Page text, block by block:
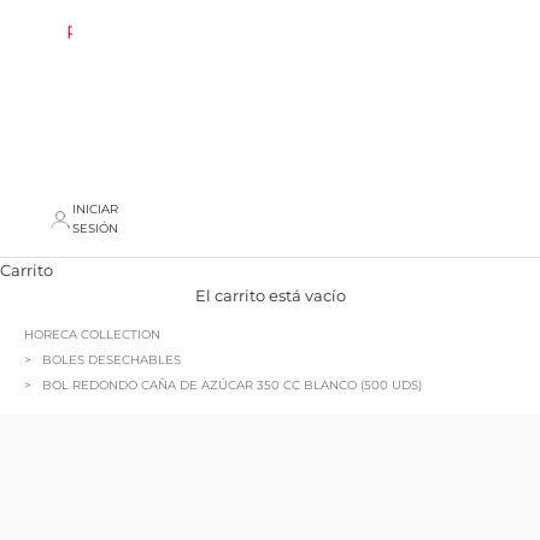
REBAJAS
INICIAR
SESIÓN
Carrito
El carrito está vacío
HORECA COLLECTION
BOLES DESECHABLES
BOL REDONDO CAÑA DE AZÚCAR 350 CC BLANCO (500 UDS)